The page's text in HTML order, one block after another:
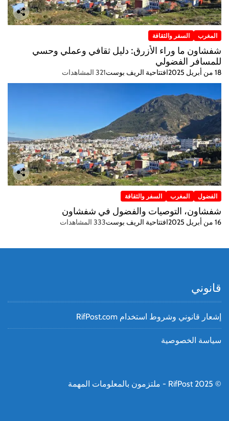
المغرب السفر والثقافة
شفشاون ما وراء الأزرق: دليل ثقافي وعملي وحسي
للمسافر الفضولي
18 من أبريل 2025 افتتاحية الريف بوست321 المشاهدات
الفضول المغرب السفر والثقافة
شفشاون، التوصيات والفضول في شفشاون
16 من أبريل 2025 افتتاحية الريف بوست333 المشاهدات
قانوني
إشعار قانوني وشروط استخدام RifPost.com
سياسة الخصوصية
© RifPost 2025 - ملتزمون بالمعلومات المهمة